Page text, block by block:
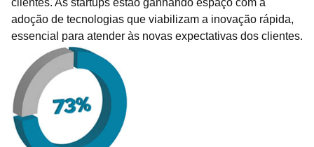
clientes. As startups estão ganhando espaço com a
adoção de tecnologias que viabilizam a inovação rápida,
essencial para atender às novas expectativas dos clientes.